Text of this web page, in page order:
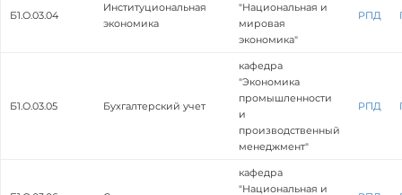
Б1.О.03.04
Институциональная
экономика
"Национальная и
мировая
экономика"
РПД
Б1.О.03.05 Бухгалтерский учет
кафедра
"Экономика
промышленности
и
производственный
менеджмент"
РПД
кафедра
"Национальная и